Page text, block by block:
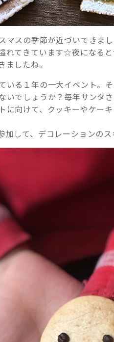
マスの季節が近づいてきま
れてきています☆夜になる
したね。
いる１年の一大イベント。
いでしょうか？毎年サン
に向けて、クッキーやケー
加して、デコレーションの